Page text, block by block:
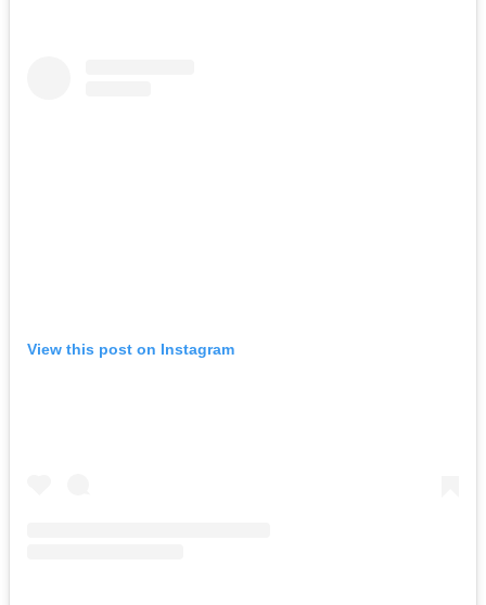
View this post on Instagram